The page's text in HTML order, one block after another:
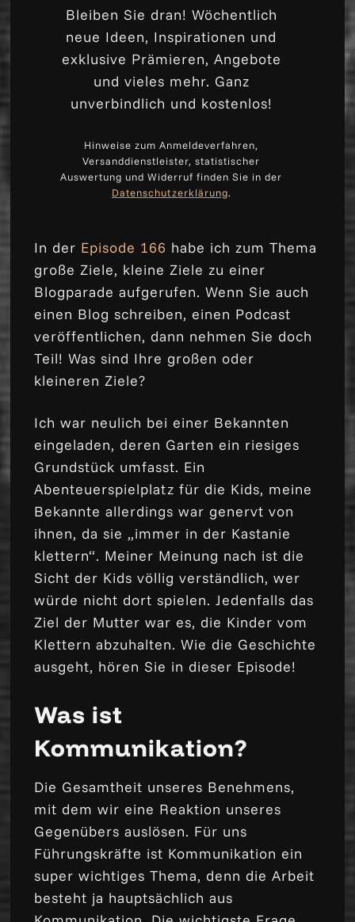
Bleiben Sie dran! Wöchentlich
neue Ideen, Inspirationen und
exklusive Prämieren, Angebote
und vieles mehr. Ganz
unverbindlich und kostenlos!
Hinweise zum Anmeldeverfahren,
Versanddienstleister, statistischer
Auswertung und Widerruf finden Sie in der
Datenschutzerklärung.
In der Episode 166 habe ich zum Thema
große Ziele, kleine Ziele zu einer
Blogparade aufgerufen. Wenn Sie auch
einen Blog schreiben, einen Podcast
veröffentlichen, dann nehmen Sie doch
Teil! Was sind Ihre großen oder
kleineren Ziele?
Ich war neulich bei einer Bekannten
eingeladen, deren Garten ein riesiges
Grundstück umfasst. Ein
Abenteuerspielplatz für die Kids, meine
Bekannte allerdings war genervt von
ihnen, da sie „immer in der Kastanie
klettern“. Meiner Meinung nach ist die
Sicht der Kids völlig verständlich, wer
würde nicht dort spielen. Jedenfalls das
Ziel der Mutter war es, die Kinder vom
Klettern abzuhalten. Wie die Geschichte
ausgeht, hören Sie in dieser Episode!
Was ist
Kommunikation?
Die Gesamtheit unseres Benehmens,
mit dem wir eine Reaktion unseres
Gegenübers auslösen. Für uns
Führungskräfte ist Kommunikation ein
super wichtiges Thema, denn die Arbeit
besteht ja hauptsächlich aus